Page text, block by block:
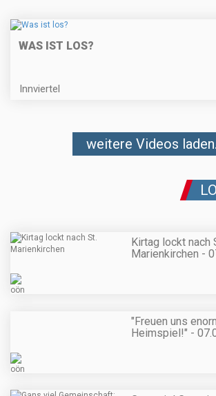
WAS IST LOS?
Innviertel
weitere Videos
Kirtag lockt nach
Marienkirchen -
"Freuen uns
Heimspiel!" -